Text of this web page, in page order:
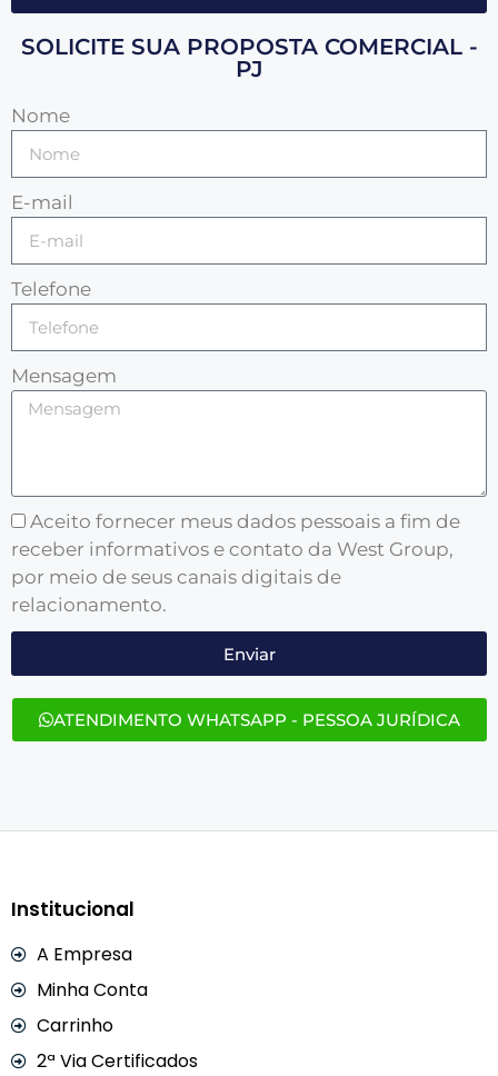
SOLICITE SUA PROPOSTA COMERCIAL -
PJ
Nome
E-mail
Telefone
Mensagem
Aceito fornecer meus dados pessoais a fim de
receber informativos e contato da West Group,
por meio de seus canais digitais de
relacionamento.
Enviar
ATENDIMENTO WHATSAPP - PESSOA JURÍDICA
Institucional
A Empresa
Minha Conta
Carrinho
2ª Via Certificados